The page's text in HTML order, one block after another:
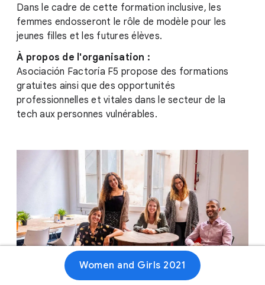
Dans le cadre de cette formation inclusive, les
femmes endosseront le rôle de modèle pour les
jeunes filles et les futures élèves.
À propos de l'organisation :
Asociación Factoría F5 propose des formations
gratuites ainsi que des opportunités
professionnelles et vitales dans le secteur de la
tech aux personnes vulnérables.
Women and Girls 2021